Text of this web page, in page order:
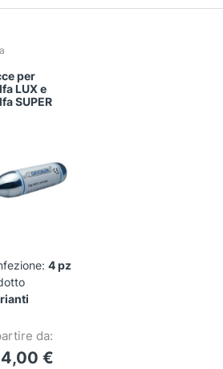
per
LUX e
SUPER
4 pz
da:
€